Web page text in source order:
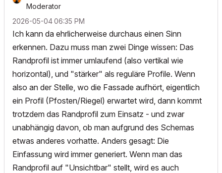
Moderator
‎2026-05-0406:35 PM
Ich kann da ehrlicherweise durchaus einen Sinn
erkennen. Dazu muss man zwei Dinge wissen: Das
Randprofil ist immer umlaufend (also vertikal wie
horizontal), und "stärker" als reguläre Profile. Wenn
also an der Stelle, wo die Fassade aufhört, eigentlich
ein Profil (Pfosten/Riegel) erwartet wird, dann kommt
trotzdem das Randprofil zum Einsatz - und zwar
unabhängig davon, ob man aufgrund des Schemas
etwas anderes vorhatte. Anders gesagt: Die
Einfassung wird immer generiert. Wenn man das
Randprofil auf "Unsichtbar" stellt, wird es auch